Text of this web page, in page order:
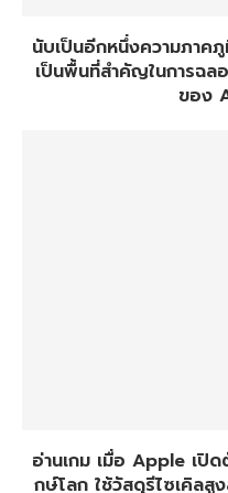
นับเป็นอีกหนึ่งความภาค
เป็นพื้นที่สำคัญในการฉ
ของ
อ่านเกม เมื่อ Apple เปิ
กษ์โลก ใช้วัสดุรีไซเคิล